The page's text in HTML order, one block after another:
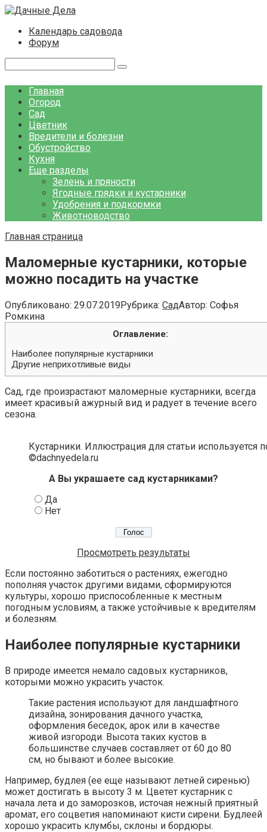
Перейти
контентуКалендарь садовода
Форум
Главная
Огород
Сад
Цветник
Вредители и болезни
Обустройство
Кухня
Еще разделы
Зелень и пряности
Ягодные грядки и кустарники
Удобрения и подкормки
Животноводство
Главная страница
Маломерные кустарники, которые
можно посадить на участке
Опубликовано: 29.07.2019Рубрика: СадАвтор: Софья
Ромкина
Оглавление:
Наиболее популярные кустарники
Другие неприхотливые виды
Сад, где произрастают маломерные кустарники, всегда
имеет красивый ажурный вид и радует в течение всего
сезона.
Кустарники. Иллюстрация для статьи используется
©dachnyedela.ru
А Вы украшаете сад кустарниками?
Да
Нет
Просмотреть результаты
Если постоянно заботиться о растениях, ежегодно
пополняя участок другими видами, сформируются
культуры, хорошо приспособленные к местным
погодным условиям, а также устойчивые к вредителям
и болезням.
Наиболее популярные кустарники
В природе имеется немало садовых кустарников,
которыми можно украсить участок.
Такие растения используют для ландшафтного
дизайна, зонирования дачного участка,
оформления беседок, арок или в качестве
живой изгороди. Высота таких кустов в
большинстве случаев составляет от 60 до 80
см, но бывают и более высокие.
Например, будлея (ее еще называют летней сиренью)
может достигать в высоту 3 м. Цветет кустарник с
начала лета и до заморозков, источая нежный приятный
аромат, его соцветия напоминают кисти сирени. Будлеей
хорошо украсить клумбы, склоны и бордюры.